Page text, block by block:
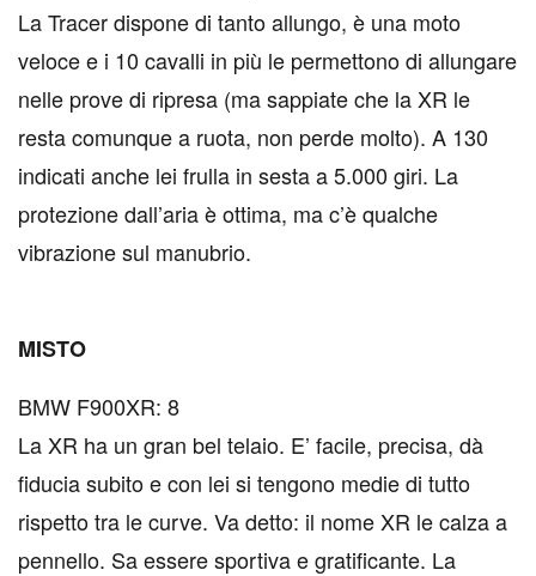
La Tracer dispone di tanto allungo, è una moto
veloce e i 10 cavalli in più le permettono di allungare
nelle prove di ripresa (ma sappiate che la XR le
resta comunque a ruota, non perde molto). A 130
indicati anche lei frulla in sesta a 5.000 giri. La
protezione dall’aria è ottima, ma c’è qualche
vibrazione sul manubrio.
MISTO
BMW F900XR: 8
La XR ha un gran bel telaio. E’ facile, precisa, dà
fiducia subito e con lei si tengono medie di tutto
rispetto tra le curve. Va detto: il nome XR le calza a
pennello. Sa essere sportiva e gratificante. La